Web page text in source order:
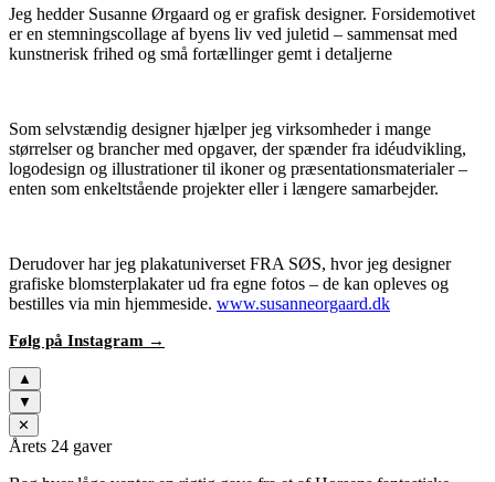
Jeg hedder Susanne Ørgaard og er grafisk designer. Forsidemotivet
er en stemningscollage af byens liv ved juletid – sammensat med
kunstnerisk frihed og små fortællinger gemt i detaljerne
Som selvstændig designer hjælper jeg virksomheder i mange
størrelser og brancher med opgaver, der spænder fra idéudvikling,
logodesign og illustrationer til ikoner og præsentationsmaterialer –
enten som enkeltstående projekter eller i længere samarbejder.
Derudover har jeg plakatuniverset FRA SØS, hvor jeg designer
grafiske blomsterplakater ud fra egne fotos – de kan opleves og
bestilles via min hjemmeside. www.susanneorgaard.dk
Følg på Instagram →
▲
▼
✕
Årets 24 gaver